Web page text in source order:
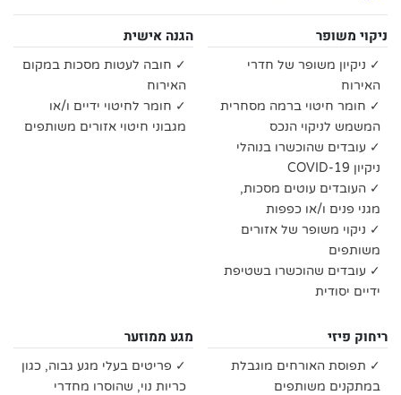
ניקוי משופר
✓ ניקיון משופר של חדרי
האירוח
✓ חומר חיטוי ברמה מסחרית
המשמש לניקוי הנכס
✓ עובדים שהוכשרו בנוהלי
ניקיון COVID-19
✓ העובדים עוטים מסכות,
מגני פנים ו/או כפפות
✓ ניקוי משופר של אזורים
משותפים
✓ עובדים שהוכשרו בשטיפת
ידיים יסודית
הגנה אישית
✓ חובה לעטות מסכות במקום
האירוח
✓ חומר לחיטוי ידיים ו/או
מגבוני חיטוי אזורים משותפים
ריחוק פיזי
✓ תפוסת האורחים מוגבלת
במתקנים משותפים
מגע ממוזער
✓ פריטים בעלי מגע גבוה, כגון
כריות נוי, שהוסרו מחדרי